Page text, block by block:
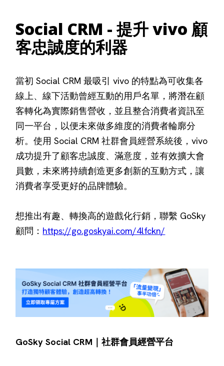
Social CRM - 提升 vivo 顧
客忠誠度的利器
當初 Social CRM 最吸引 vivo 的特點為可收集各
線上、線下活動曾經互動的用戶名單，將潛在顧
客轉化為實際銷售營收，並且整合消費者資訊至
同一平台，以便未來做多維度的消費者輪廓分
析。使用 Social CRM 社群會員經營系統後，vivo
成功提升了顧客忠誠度、滿意度，並有效擴大會
員數，未來將持續創造更多創新的互動方式，讓
消費者享受更好的品牌體驗。
想推出有趣、轉換高的遊戲化行銷，聯繫 GoSky
顧問： https://go.goskyai.com/4lfckn/
GoSky Social CRM｜社群會員經營平台